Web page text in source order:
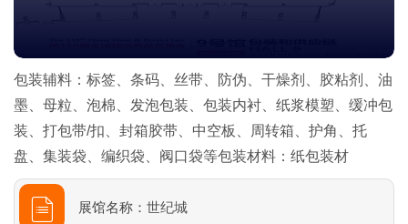
包装辅料：标签、条码、丝带、防伪、干燥剂、胶粘剂、油
墨、母粒、泡棉、发泡包装、包装内衬、纸浆模塑、缓冲包
装、打包带/扣、封箱胶带、中空板、周转箱、护角、托
盘、集装袋、编织袋、阀口袋等包装材料：纸包装材
展馆名称： 世纪城